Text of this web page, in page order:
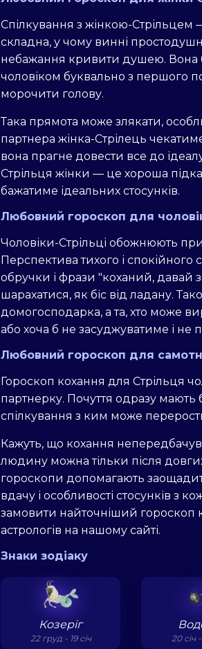
Спілкування з жінкою-Стрільцем
складна, у чому винні
небажання кривити душею. Вона
чоловіком буквально з першого
морочити голову.
Така прямота може злякати,
партнера жінка-Стрілець
вона прагне довести все до
Стрільця жінки — це хороша
бажатиме ідеальних стосунків.
Любовний гороскоп для
Чоловіки-Стрільці обожнюють
Перспектива тихого і спокійного
обручки і фрази "коханий, давай
шарахатися, як біс від ладану.
домогосподарка, а та, хто може
або хоча б не засуджуватиме і
Любовний гороскоп для
Гороскоп кохання для Стрільця
партнерку. Почуття одразу мають
спілкування з ким може
Кажуть, що кохання
людину можна тільки після
гороскопи допомагають
вдачу і особливості стосунків з
замовити найточніший гороскоп
астрологів на нашому сайті.
Знаки зодіаку
Козеріг
22 груд - 19 січ 20 січ